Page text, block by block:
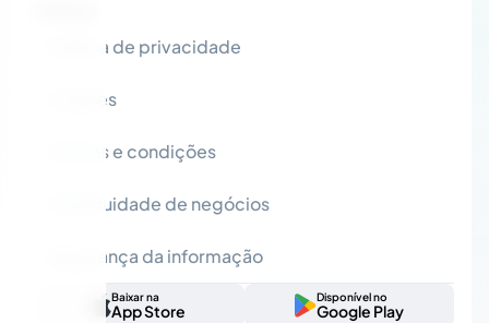
Política de privacidade
Cookies
Termos e condições
Continuidade de negócios
Segurança da informação
Baixar na
App Store
Disponível no
Google Play